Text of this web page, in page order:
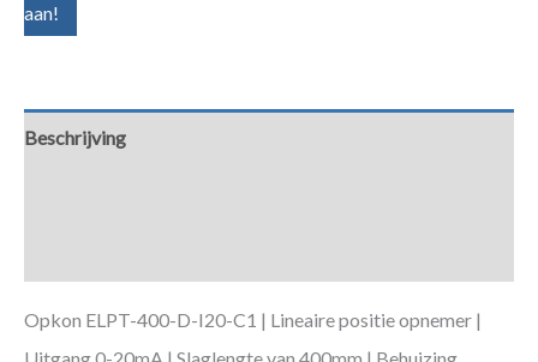
aan!
Beschrijving
Opkon ELPT-400-D-I20-C1 | Lineaire positie opnemer |